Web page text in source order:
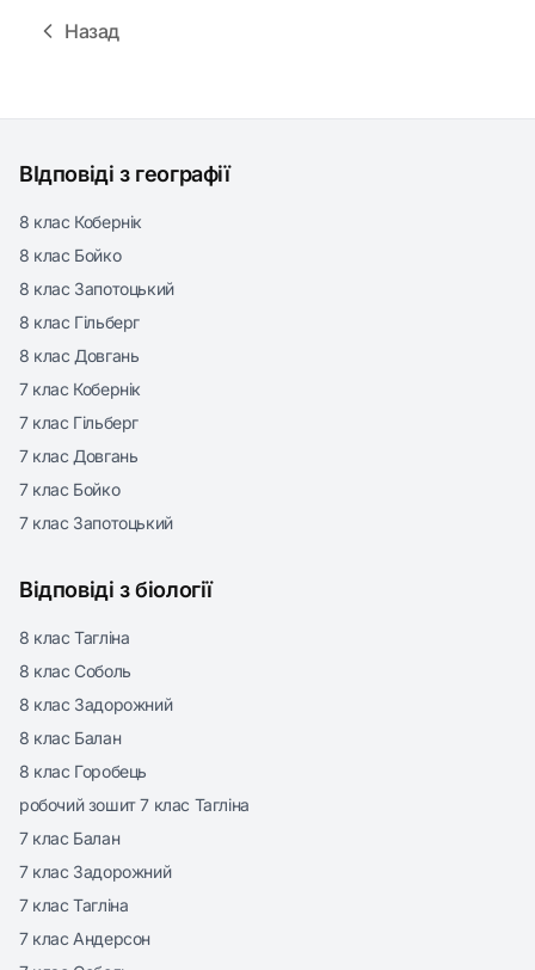
Назад
ВІдповіді з географії
8 клас Кобернік
8 клас Бойко
8 клас Запотоцький
8 клас Гільберг
8 клас Довгань
7 клас Кобернік
7 клас Гільберг
7 клас Довгань
7 клас Бойко
7 клас Запотоцький
Відповіді з біології
8 клас Тагліна
8 клас Соболь
8 клас Задорожний
8 клас Балан
8 клас Горобець
робочий зошит 7 клас Тагліна
7 клас Балан
7 клас Задорожний
7 клас Тагліна
7 клас Андерсон